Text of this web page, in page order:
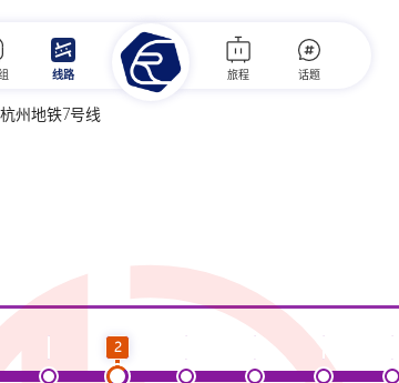
线路 旅程 话题
杭州地铁7号线
2